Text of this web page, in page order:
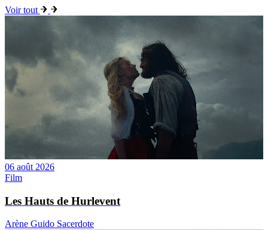
Voir tout
06 août 2026
Film
Les Hauts de Hurlevent
Arène Guido Sacerdote